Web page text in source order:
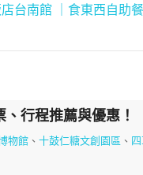
台南館 ｜食東西自助
行程推薦與優惠！
物館、 十鼓仁糖文創園區 、